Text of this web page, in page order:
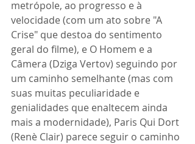
metrópole, ao progresso e à
velocidade (com um ato sobre "A
Crise" que destoa do sentimento
geral do filme), e O Homem e a
Câmera (Dziga Vertov) seguindo por
um caminho semelhante (mas com
suas muitas peculiaridade e
genialidades que enaltecem ainda
mais a modernidade), Paris Qui Dort
(Renè Clair) parece seguir o caminho